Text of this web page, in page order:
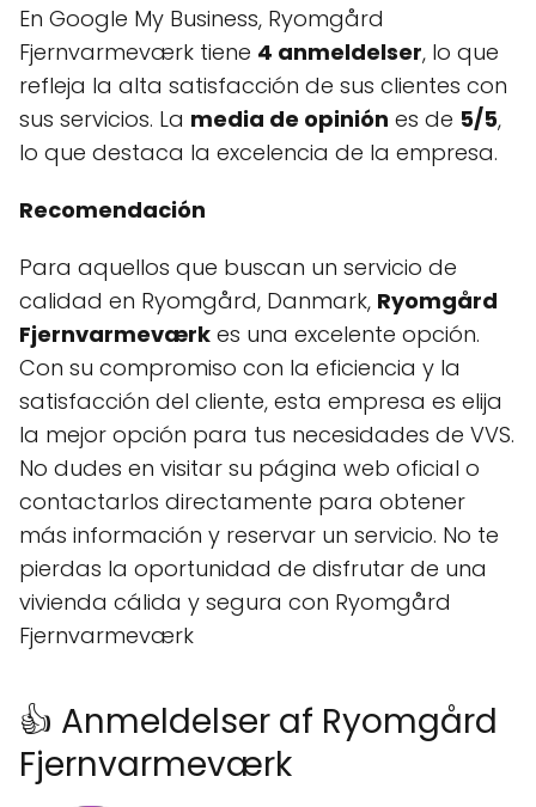
En Google My Business, Ryomgård
Fjernvarmeværk tiene 4 anmeldelser, lo que
refleja la alta satisfacción de sus clientes con
sus servicios. La media de opinión es de 5/5,
lo que destaca la excelencia de la empresa.
Recomendación
Para aquellos que buscan un servicio de
calidad en Ryomgård, Danmark, Ryomgård
Fjernvarmeværk es una excelente opción.
Con su compromiso con la eficiencia y la
satisfacción del cliente, esta empresa es elija
la mejor opción para tus necesidades de VVS.
No dudes en visitar su página web oficial o
contactarlos directamente para obtener
más información y reservar un servicio. No te
pierdas la oportunidad de disfrutar de una
vivienda cálida y segura con Ryomgård
Fjernvarmeværk
👍 Anmeldelser af Ryomgård
Fjernvarmeværk